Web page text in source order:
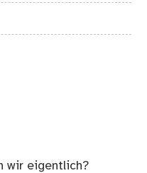
wir eigentlich?